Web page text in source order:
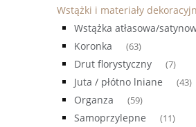
Wstążki i materiały
Wstążka atłasowa/
Koronka (63)
Drut florystyczny (7)
Juta / płótno lniane (43)
Organza (59)
Samoprzylepne (11)